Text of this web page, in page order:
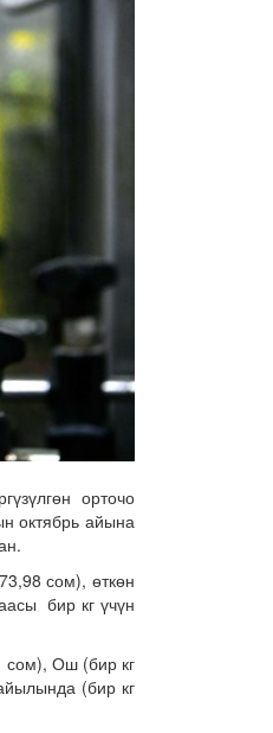
орточо
октябрь айына
сом), өткөн
бир кг үчүн
сом), Ош (бир кг
(бир кг